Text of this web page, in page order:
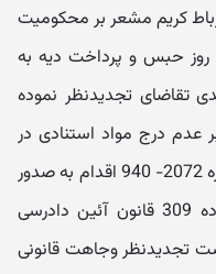
2 شهرستان رباط کریم مشعر بر محکومیت
حبس و پرداخت دیه به
تقاضای تجدیدنظر نموده
عدم درج مواد استنادی در
رای شعبه مذکور به شرح دادنامه شماره 2072- 940 اقدام به صدور
رای اصلاحی نموند که به صراحت ماده 309 قانون آئین دادرسی
تجدیدنظر وجاهت قانونی